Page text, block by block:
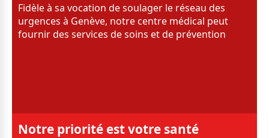
Fidèle à sa vocation de soulager le réseau des
urgences à Genève, notre centre médical peut
fournir des services de soins et de prévention
Notre priorité est votre santé